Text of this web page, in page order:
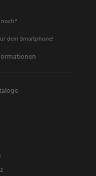
dein Smartphone!